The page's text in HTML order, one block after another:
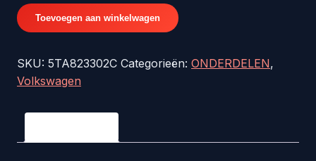
TOURAN
15-
RE
-
nr.
Toevoegen aan winkelwagen
SKU: 5TA823302C Categorieën: ONDERDELEN,
Volkswagen